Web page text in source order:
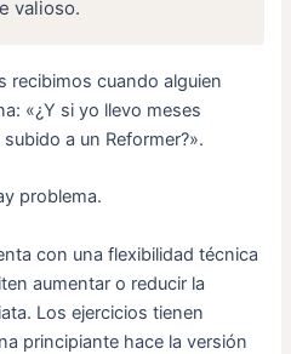
valioso.
recibimos cuando alguien
«¿Y si yo llevo meses
a un Reformer?».
problema.
con una flexibilidad técnica
aumentar o reducir la
Los ejercicios tienen
principiante hace la versión